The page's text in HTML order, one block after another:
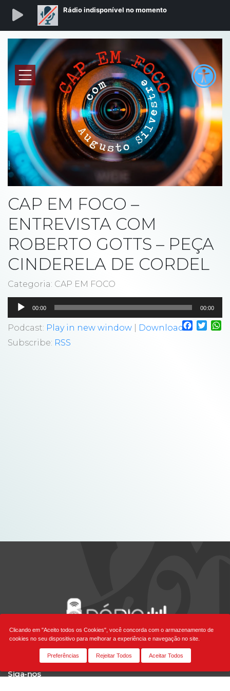
CAP EM FOCO –
ENTREVISTA COM
ROBERTO GOTTS – PEÇA
CINDERELA DE CORDEL
Categoria: CAP EM FOCO
Tocador
áudio
00:00 00:00
Podcast: Play in new window
Download
Subscribe: RSS
Siga-nos
Clicando em "Aceito todos os Cookies", você concorda com o armazenamento de
cookies no seu dispositivo para melhorar a experiência e navegação no site.
Preferências Rejeitar Todos Aceitar Todos